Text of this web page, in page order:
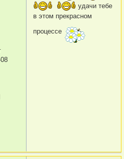
удачи тебе
в этом прекрасном
процессе